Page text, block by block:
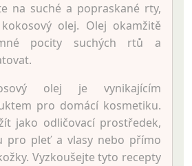
na suché a popraskané rty,
olej. Olej okamžitě
pocity suchých rtů a
olej je vynikajícím
pro domácí kosmetiku.
jako odličovací prostředek,
pro pleť a vlasy nebo přímo
Vyzkoušejte tyto recepty